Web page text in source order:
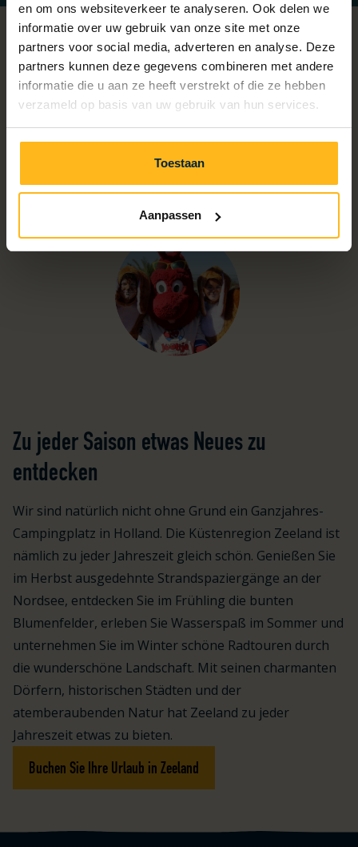
en om ons websiteverkeer te analyseren. Ook delen we
informatie over uw gebruik van onze site met onze
partners voor social media, adverteren en analyse. Deze
partners kunnen deze gegevens combineren met andere
informatie die u aan ze heeft verstrekt of die ze hebben
verzameld op basis van uw gebruik van hun services.
Toestaan
Aanpassen
Zu jeder Saison etwas Neues zu
entdecken
Wir sind natürlich nicht ohne Grund ein Ganzjahres-
Campingplatz in Holland. Die Küstenregion Zeeland ist
nämlich zu jeder Jahreszeit gleich schön. Genießen Sie
im Herbst ausgedehnte Strandspaziergänge an der
Nordsee, entdecken Sie im Frühling die bunten
Blumenfelder, erleben Sie Wasserspaß im Sommer und
unternehmen Sie im Winter schöne Radtouren durch
die wunderschöne Landschaft. Mit seinen charmanten
Dörfern, historischen Städten und der
atemberaubenden Natur hat Zeeland zu jeder
Jahreszeit etwas zu bieten.
Buchen Sie Ihre Urlaub in Zeeland